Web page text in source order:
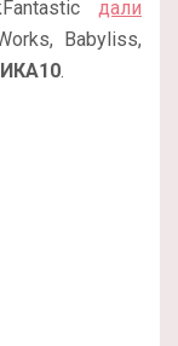
дали
Babyliss,
.